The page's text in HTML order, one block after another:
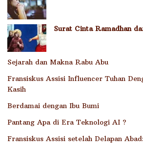
Surat Cinta Ramadhan
Sejarah dan Makna Rabu Abu
Fransiskus Assisi Influencer Tuhan
Kasih
Berdamai dengan Ibu Bumi
Pantang Apa di Era Teknologi AI ?
Fransiskus Assisi setelah Delapan